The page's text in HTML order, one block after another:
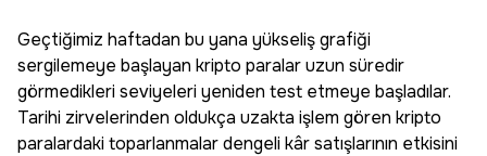
Geçtiğimiz haftadan bu yana yükseliş grafiği
sergilemeye başlayan kripto paralar uzun süredir
görmedikleri seviyeleri yeniden test etmeye başladılar.
Tarihi zirvelerinden oldukça uzakta işlem gören kripto
paralardaki toparlanmalar dengeli kâr satışlarının etkisini